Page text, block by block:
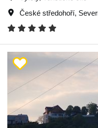
České středohoří,